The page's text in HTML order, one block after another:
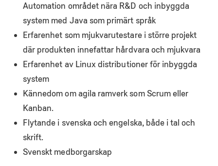
Automation området nära R&D och inbyggda
system med Java som primärt språk
Erfarenhet som mjukvarutestare i större projekt
där produkten innefattar hårdvara och mjukvara
Erfarenhet av Linux distributioner för inbyggda
system
Kännedom om agila ramverk som Scrum eller
Kanban.
Flytande i svenska och engelska, både i tal och
skrift.
Svenskt medborgarskap